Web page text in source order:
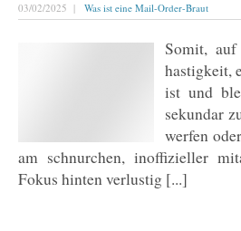
03/02/2025 | Was ist eine Mail-Order-Braut
Somit, auf
hastigkeit,
ist und
sekundar
werfen
am schnurchen, inoffizieller
Fokus hinten verlustig [...]